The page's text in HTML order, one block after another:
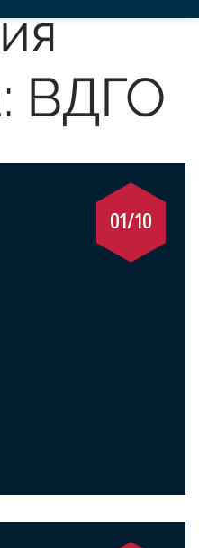
ВДГО
01/10